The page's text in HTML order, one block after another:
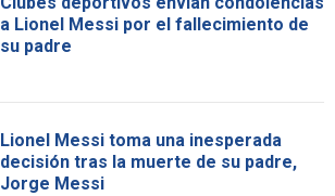
a Lionel Messi por el fallecimiento de
su padre
Lionel Messi toma una inesperada
decisión tras la muerte de su padre,
Jorge Messi